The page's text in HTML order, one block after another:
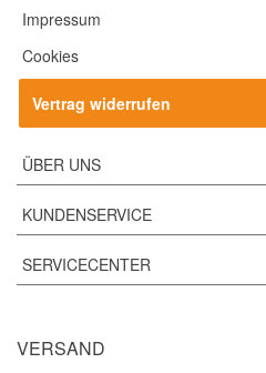
Impressum
Cookies
Vertrag widerrufen
ÜBER UNS
KUNDENSERVICE
SERVICECENTER
VERSAND